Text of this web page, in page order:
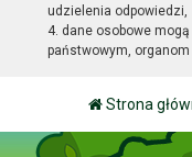
udzielenia odpowiedzi,
4. dane osobowe
państwowym,
Strona